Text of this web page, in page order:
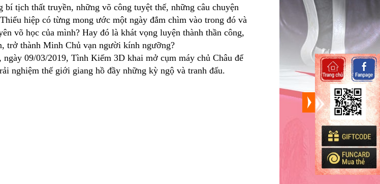
tịch thất truyền, những võ công tuyệt thế, những câu chuyện
hiệp có từng mong ước một ngày đắm chìm vào trong đó và
võ học của mình? Hay đó là khát vọng luyện thành thần công,
trở thành Minh Chủ vạn người kính ngưỡng?
09/03/2019, Tình Kiếm 3D khai mở cụm máy chủ Châu để
nghiệm thế giới giang hồ đầy những kỳ ngộ và tranh đấu.